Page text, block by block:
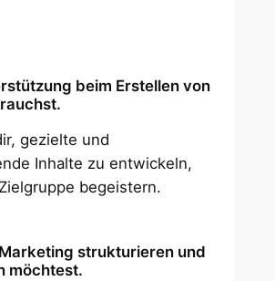
beim Erstellen von
gezielte und
Inhalte zu entwickeln,
begeistern.
strukturieren und
möchtest.